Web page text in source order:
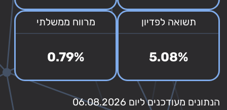
תשואה לפדיון
5.08%
מרווח ממשלתי
0.79%
הנתונים מעודכנים ליום 06.08.2026